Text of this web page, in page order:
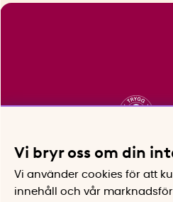
Vi bryr oss om din
Vi använder cookies för att
innehåll och vår